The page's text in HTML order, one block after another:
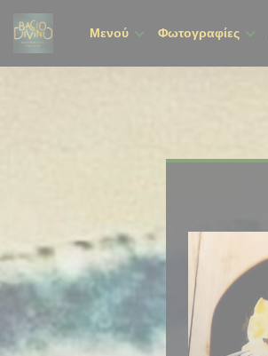
Πίνακας διαχείρισης "Μπισκότων" (Cookies)
Μενού Φωτογραφίες